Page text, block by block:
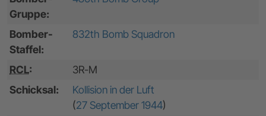
Gruppe:
Bomber-
Staffel:
832th Bomb Squadron
RCL:
3R-M
Schicksal:
Kollision in der Luft
(27 September 1944)